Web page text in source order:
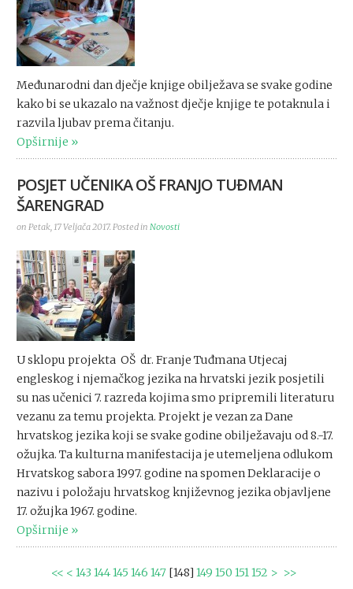
Međunarodni dan dječje knjige obilježava se svake godine
kako bi se ukazalo na važnost dječje knjige te potaknula i
razvila ljubav prema čitanju.
Opširnije
POSJET UČENIKA OŠ FRANJO TUĐMAN
ŠARENGRAD
on Petak, 17 Veljača 2017. Posted in Novosti
U sklopu projekta OŠ dr. Franje Tuđmana Utjecaj
engleskog i njemačkog jezika na hrvatski jezik posjetili
su nas učenici 7. razreda kojima smo pripremili literaturu
vezanu za temu projekta. Projekt je vezan za Dane
hrvatskog jezika koji se svake godine obilježavaju od 8.-17.
ožujka. Ta kulturna manifestacija je utemeljena odlukom
Hrvatskog sabora 1997. godine na spomen Deklaracije o
nazivu i položaju hrvatskog književnog jezika objavljene
17. ožujka 1967. godine.
Opširnije
<< < 143 144145 146 147 [148] 149 150 151152 > >>